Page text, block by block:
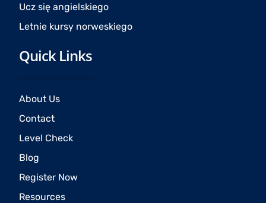
Ucz się angielskiego
Letnie kursy norweskiego
Quick Links
About Us
Contact
Level Check
Blog
Register Now
Resources